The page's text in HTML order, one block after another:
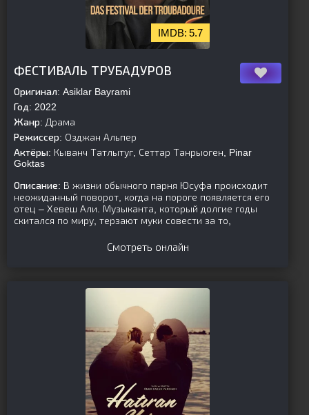
5.7
ФЕСТИВАЛЬ ТРУБАДУРОВ
Оригинал: Asiklar Bayrami
Год: 2022
Жанр: Драма
Режиссер: Озджан Альпер
Актёры: Кыванч Татлытуг, Сеттар Танрыоген, Pinar
Goktas
Описание: В жизни обычного парня Юсуфа происходит
неожиданный поворот, когда на пороге появляется его
отец – Хевеш Али. Музыканта, который долгие годы
скитался по миру, терзают муки совести за то,
Смотреть онлайн